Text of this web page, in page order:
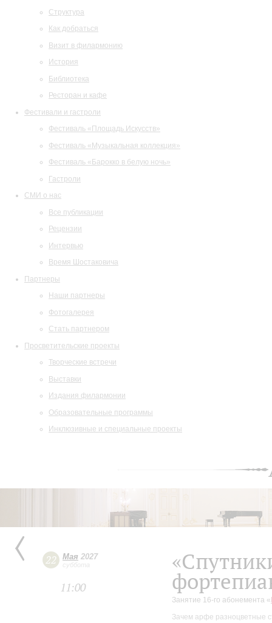
Структура
Как добраться
Визит в филармонию
История
Библиотека
Ресторан и кафе
Фестивали и гастроли
Фестиваль «Площадь Искусств»
Фестиваль «Музыкальная коллекция»
Фестиваль «Барокко в белую ночь»
Гастроли
СМИ о нас
Все публикации
Рецензии
Интервью
Время Шостаковича
Партнеры
Наши партнеры
Фотогалерея
Стать партнером
Просветительские проекты
Творческие встречи
Выставки
Издания филармонии
Образовательные программы
Инклюзивные и специальные проекты
22 Мая 2027
суббота
11:00
Занятие 16-го абонемента «
Зачем арфе разноцветные